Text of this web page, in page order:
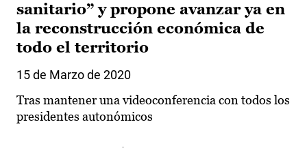
sanitario” y propone avanzar ya en
la reconstrucción económica de
todo el territorio
15 de Marzo de 2020
Tras mantener una videoconferencia con todos los
presidentes autonómicos